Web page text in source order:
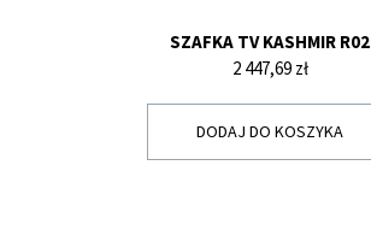
SZAFKA TV KASHMIR R02
Cena
2 447,69 zł
DODAJ DO KOSZYKA